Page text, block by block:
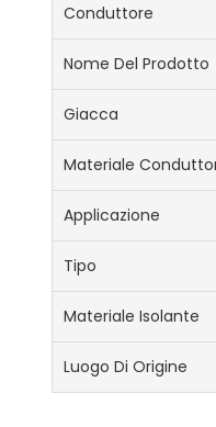
Conduttore
Nome Del Prodotto
Giacca
Materiale
Applicazione
Tipo
Materiale Isolante
Luogo Di Origine